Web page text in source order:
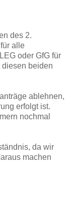
des 2.
alle
oder GfG für
beiden
ablehnen,
erfolgt ist.
nochmal
da wir
machen